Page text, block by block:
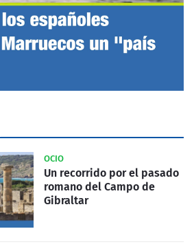
OCIO
Un recorrido por el pasado
romano del Campo de
Gibraltar